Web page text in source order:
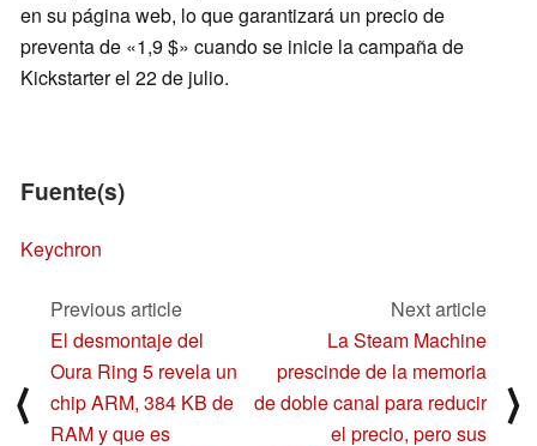
en su página web, lo que garantizará un precio de
preventa de «1,9 $» cuando se inicie la campaña de
Kickstarter el 22 de julio.
Fuente(s)
Keychron
⟨
Previous article
El desmontaje del
Oura Ring 5 revela un
chip ARM, 384 KB de
RAM y que es
Next article
La Steam Machine
prescinde de la memoria
de doble canal para reducir
el precio, pero sus
⟩